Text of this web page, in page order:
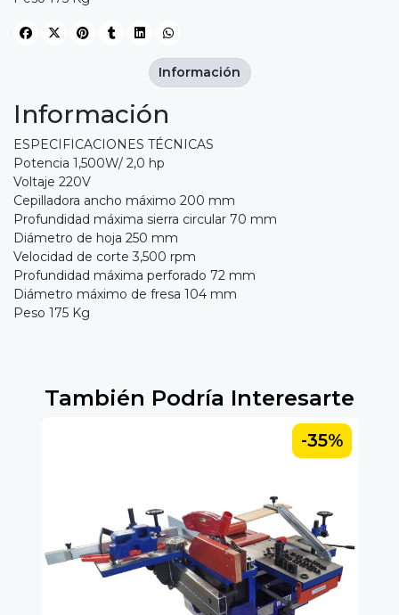
Información
ESPECIFICACIONES TÉCNICAS
Potencia 1,500W/ 2,0 hp
Voltaje 220V
Cepilladora ancho máximo 200 mm
Profundidad máxima sierra circular 70 mm
Diámetro de hoja 250 mm
Velocidad de corte 3,500 rpm
Profundidad máxima perforado 72 mm
Diámetro máximo de fresa 104 mm
Peso 175 Kg
Información
También Podría Interesarte
-35%